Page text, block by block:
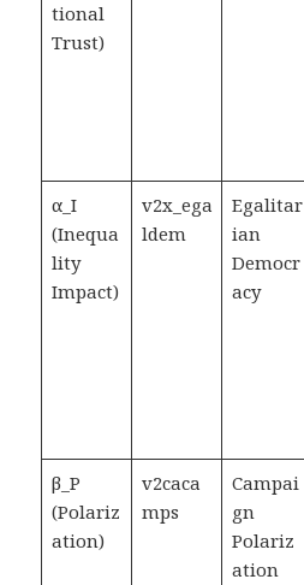
tional
Trust)
α_I
(Inequa
lity
Impact)
v2x_ega
ldem
Egalitar
ian
Democr
acy
β_P
(Polariz
ation)
v2caca
mps
Campai
gn
Polariz
ation